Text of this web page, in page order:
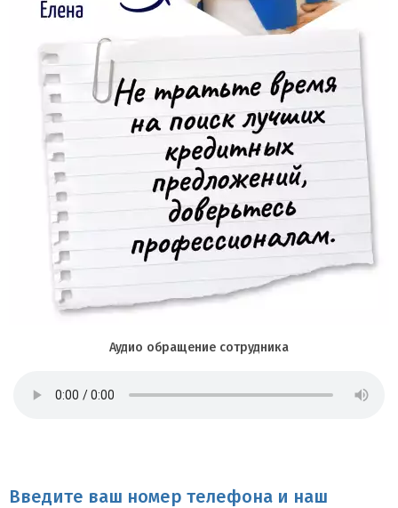
Аудио обращение сотрудника
Введите ваш номер телефона и наш